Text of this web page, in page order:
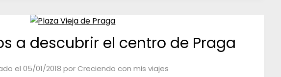
a descubrir el centro de Praga
el 05/01/2018 porCreciendo con mis viajes